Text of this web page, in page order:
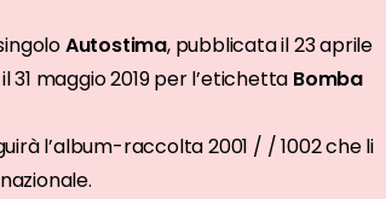
Autostima, pubblicata il 23 aprile
il 31 maggio 2019 per l’etichetta Bomba
l’album-raccolta 2001 / / 1002 che li